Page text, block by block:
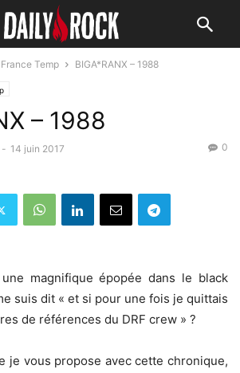
Temp BIGA*RANX – 1988
– 1988
- 14 juin 2017 0
magnifique épopée dans le black
suis dit « et si pour une fois je quittais
de références du DRF crew » ?
je vous propose avec cette chronique,